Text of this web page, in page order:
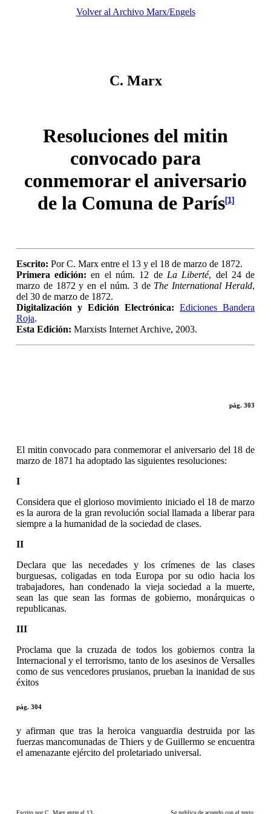
Volver al Archivo Marx/Engels
C. Marx
Resoluciones del mitin
convocado para
conmemorar el aniversario
de la Comuna de París[1]
Escrito: Por C. Marx entre el 13 y el 18 de marzo de 1872.
Primera edición: en el núm. 12 de La Liberté, del 24 de
marzo de 1872 y en el núm. 3 de The International Herald,
del 30 de marzo de 1872.
Digitalización y Edición Electrónica: Ediciones Bandera
Roja.
Esta Edición: Marxists Internet Archive, 2003.
pág. 303
El mitin convocado para conmemorar el aniversario del 18 de
marzo de 1871 ha adoptado las siguientes resoluciones:
I
Considera que el glorioso movimiento iniciado el 18 de marzo
es la aurora de la gran revolución social llamada a liberar para
siempre a la humanidad de la sociedad de clases.
II
Declara que las necedades y los crímenes de las clases
burguesas, coligadas en toda Europa por su odio hacia los
trabajadores, han condenado la vieja sociedad a la muerte,
sean las que sean las formas de gobierno, monárquicas o
republicanas.
III
Proclama que la cruzada de todos los gobiernos contra la
Internacional y el terrorismo, tanto de los asesinos de Versalles
como de sus vencedores prusianos, prueban la inanidad de sus
éxitos
pág. 304
y afirman que tras la heroica vanguardia destruida por las
fuerzas mancomunadas de Thiers y de Guillermo se encuentra
el amenazante ejército del proletariado universal.
Escrito por C. Marx entre el 13 Se publica de acuerdo con el texto